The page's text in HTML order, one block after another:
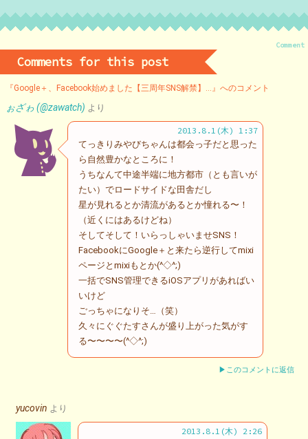
Comment
Comments for this post
『Google＋、Facebook始めました【三周年SNS解禁】…』へのコメント
ぉざゎ (@zawatch) より
2013.8.1(木) 1:37
てっきりみやびちゃんは都会っ子だと思った
ら自然豊かなところに！
うちなんて中途半端に地方都市（とも言いが
たい）でロードサイドな田舎だし
星が見れるとか清流があるとか憧れる〜！
（近くにはあるけどね）
そしてそして！いらっしゃいませSNS！
FacebookにGoogle＋と来たら逆行してmixi
ページとmixiもとか(^◇^;)
一括でSNS管理できるiOSアプリがあればい
いけど
ごっちゃになりそ…（笑）
久々にぐぐたすさんが盛り上がった気がす
る〜〜〜〜(^◇^;)
▶このコメントに返信
yucovin より
2013.8.1(木) 2:26